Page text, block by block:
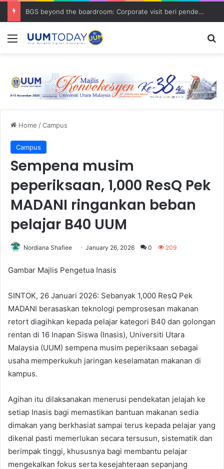
BGS beyond the boardroom: Corporate visit beri pendedahan dunia korporat kepada PELAJAR UUM
Menu
Home /Campus
Campus
Sempena musim
peperiksaan, 1,000 ResQ Pek
MADANI ringankan beban
pelajar B40 UUM
Nordiana Shafiee January 26, 2026 0 209
Gambar Majlis Pengetua Inasis
SINTOK, 26 Januari 2026: Sebanyak 1,000 ResQ Pek
MADANI berasaskan teknologi pemprosesan makanan
retort diagihkan kepada pelajar kategori B40 dan golongan
rentan di 16 Inapan Siswa (Inasis), Universiti Utara
Malaysia (UUM) sempena musim peperiksaan sebagai
usaha memperkukuh jaringan keselamatan makanan di
kampus.
Agihan itu dilaksanakan menerusi pendekatan jelajah ke
setiap Inasis bagi memastikan bantuan makanan sedia
dimakan yang berkhasiat sampai terus kepada pelajar yang
dikenal pasti memerlukan secara tersusun, sistematik dan
berimpak tinggi, khususnya bagi membantu pelajar
mengekalkan fokus serta kesejahteraan sepanjang